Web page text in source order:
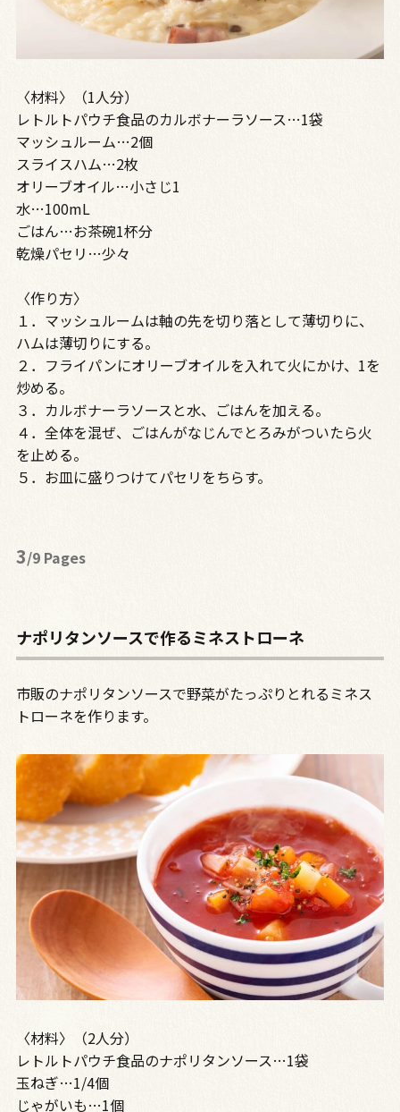
〈材料〉（1人分）
レトルトパウチ食品のカルボナーラソース…1袋
マッシュルーム…2個
スライスハム…2枚
オリーブオイル…小さじ1
水…100mL
ごはん…お茶碗1杯分
乾燥パセリ…少々
〈作り方〉
１．マッシュルームは軸の先を切り落として薄切りに、
ハムは薄切りにする。
２．フライパンにオリーブオイルを入れて火にかけ、1を
炒める。
３．カルボナーラソースと水、ごはんを加える。
４．全体を混ぜ、ごはんがなじんでとろみがついたら火
を止める。
５．お皿に盛りつけてパセリをちらす。
3/9 Pages
ナポリタンソースで作るミネストローネ
市販のナポリタンソースで野菜がたっぷりとれるミネス
トローネを作ります。
〈材料〉（2人分）
レトルトパウチ食品のナポリタンソース…1袋
玉ねぎ…1/4個
じゃがいも…1個